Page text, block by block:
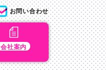
会社案内
お問い合わせ